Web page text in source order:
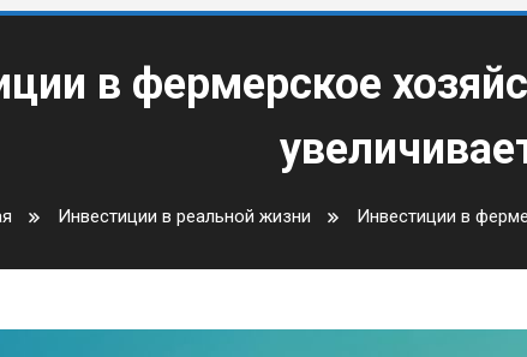
в фермерское
Инвестиции в реальной жизни Инвестиции в